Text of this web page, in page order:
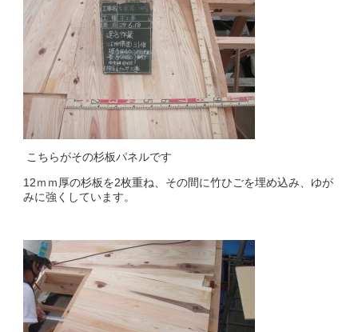
こちらがその杉板パネルです
12ｍｍ厚の杉板を2枚重ね、その間に竹ひごを埋め込み、ゆが
みに強くしています。